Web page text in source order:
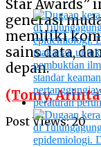
Star Awards”
generasi
memiliki
sains data,
depan.
(Tomy,
Post Views: 20